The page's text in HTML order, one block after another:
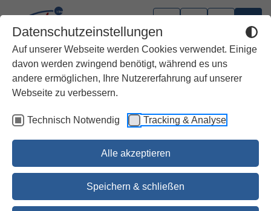
Datenschutzeinstellungen
Auf unserer Webseite werden Cookies verwendet. Einige
davon werden zwingend benötigt, während es uns
andere ermöglichen, Ihre Nutzererfahrung auf unserer
Webseite zu verbessern.
Technisch Notwendig Tracking & Analyse
Alle akzeptieren
Speichern & schließen
Gebet
Diana Schmid
20,00 €